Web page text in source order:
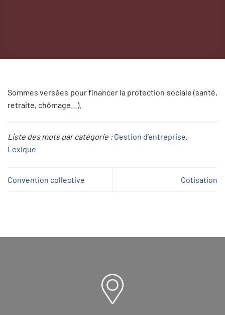
Sommes versées pour financer la protection sociale (santé,
retraite, chômage…).
Liste des mots par catégorie : Gestion d’entreprise
Lexique
Convention collective Cotisation